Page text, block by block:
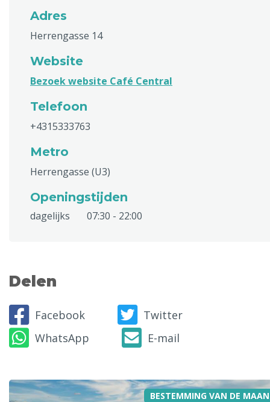
Adres
Herrengasse 14
Website
Bezoek website Café Central
Telefoon
+4315333763
Metro
Herrengasse (U3)
Openingstijden
dagelijks 07:30 - 22:00
Delen
Facebook
Twitter
WhatsApp
E-mail
BESTEMMING VAN DE